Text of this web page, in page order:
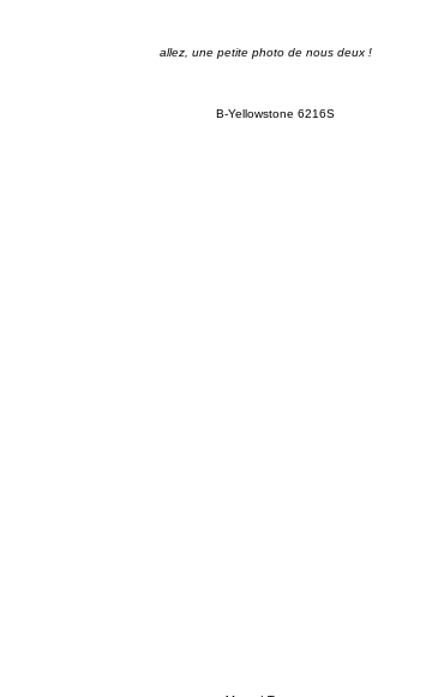
allez, une petite photo de nous deux !